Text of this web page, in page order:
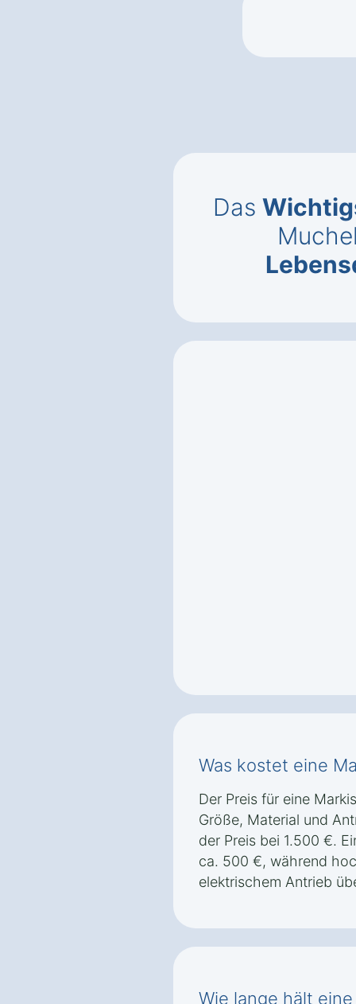
Das
Was kostet eine
Der Preis für eine
Größe, Material und
der Preis bei 1.500 €.
ca. 500 €, während
elektrischem Antrieb
Wie lange hält